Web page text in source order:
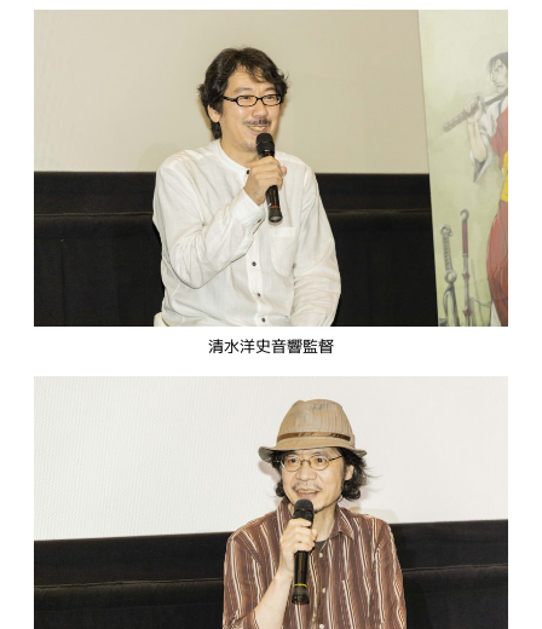
清水洋史音響監督